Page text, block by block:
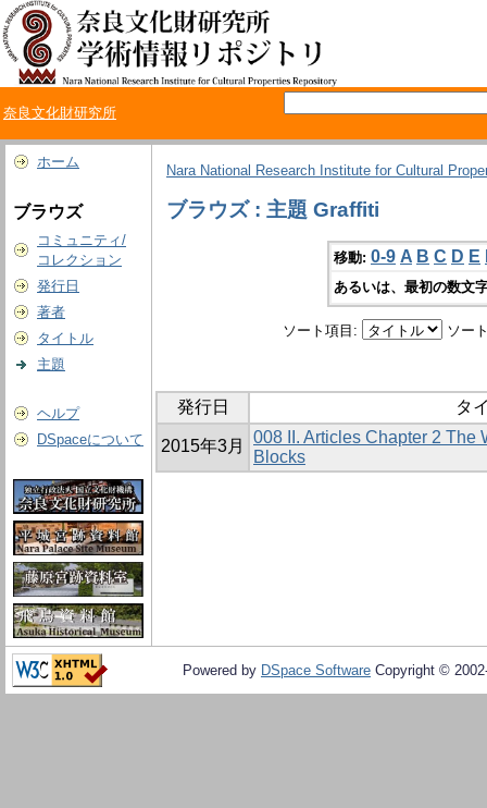
奈良文化財研究所
ホーム
ブラウズ
コミュニティ/
コレクション
発行日
著者
タイトル
主題
ヘルプ
DSpaceについて
Nara National Research Institute for Cultural
ブラウズ : 主題 Graffiti
移動: 0-9 A B C D E
あるいは、最初の数文
ソート項目: ソー
発行日 タ
2015年3月
008 II. Articles Chapter 2 The
Blocks
Powered by DSpace Software Copyright ©